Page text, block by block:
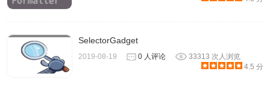
SelectorGadget
2019-08-19 0 人评论
33313 次人浏览
4.5 分